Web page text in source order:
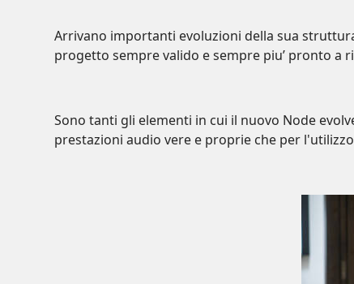
Arrivano importanti evoluzioni della sua
progetto sempre valido e sempre piu’ pronto a
Sono tanti gli elementi in cui il nuovo Node
prestazioni audio vere e proprie che per